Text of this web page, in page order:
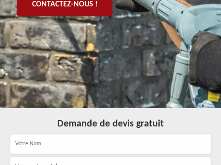
CONTACTEZ-NOUS !
Demande de devis gratuit